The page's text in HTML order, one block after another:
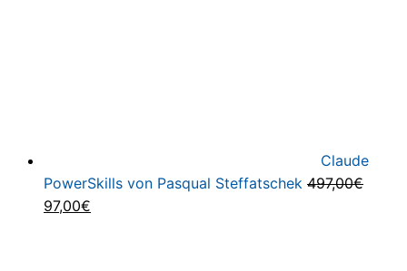
Claude
PowerSkills von Pasqual Steffatschek 497,00€
Ursprünglicher
97,00€